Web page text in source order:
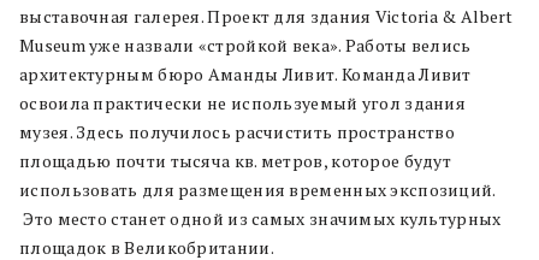
выставочная галерея. Проект для здания Victoria & Albert
Museum уже назвали «стройкой века». Работы велись
архитектурным бюро Аманды Ливит. Команда Ливит
освоила практически не используемый угол здания
музея. Здесь получилось расчистить пространство
площадью почти тысяча кв. метров, которое будут
использовать для размещения временных экспозиций.
Это место станет одной из самых значимых культурных
площадок в Великобритании.